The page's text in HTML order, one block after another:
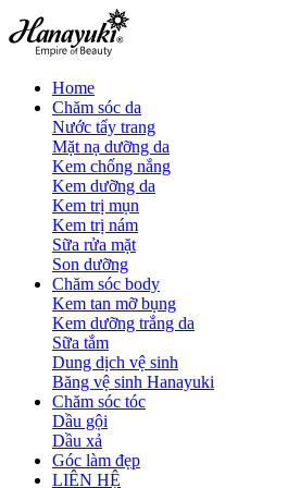
Home
Chăm sóc da
Nước tẩy trang
Mặt nạ dưỡng da
Kem chống nắng
Kem dưỡng da
Kem trị mụn
Kem trị nám
Sữa rửa mặt
Son dưỡng
Chăm sóc body
Kem tan mỡ bụng
Kem dưỡng trắng da
Sữa tắm
Dung dịch vệ sinh
Băng vệ sinh Hanayuki
Chăm sóc tóc
Dầu gội
Dầu xả
Góc làm đẹp
LIÊN HỆ